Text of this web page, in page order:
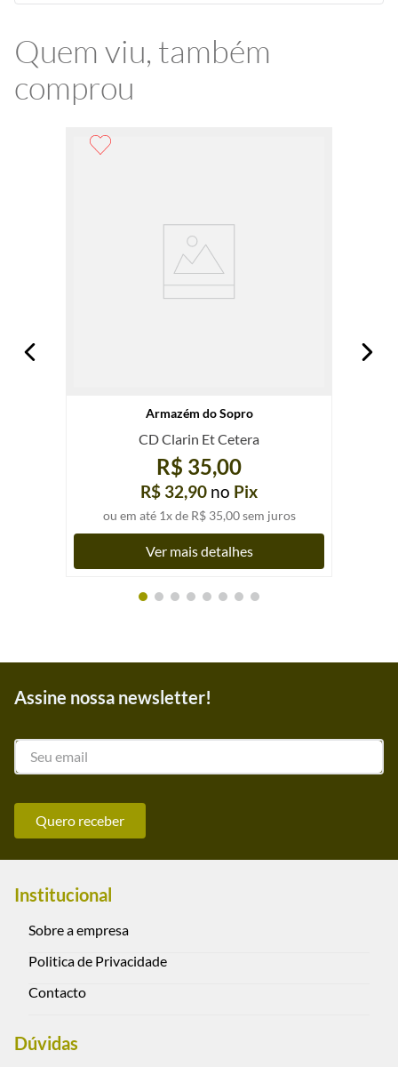
Quem viu, também
comprou
Armazém do Sopro
CD Clarin Et Cetera
R$ 35,00
R$ 32,90 no Pix
ou em até 1x de R$ 35,00sem juros
Ver mais detalhes
Assine nossa newsletter!
Quero receber
Institucional
Sobre a empresa
Politica de Privacidade
Contacto
Dúvidas